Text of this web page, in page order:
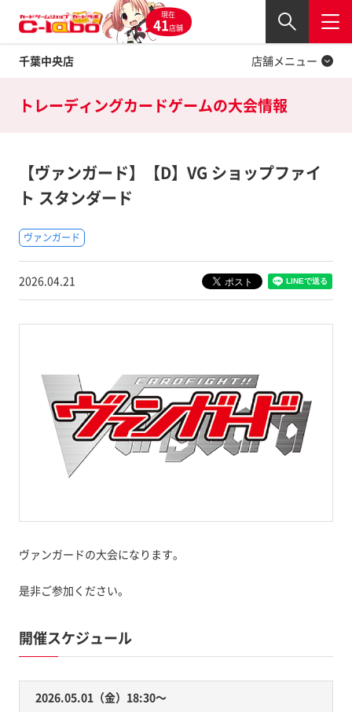
現在
41店舗
千葉中央店
閉じる
店舗メニュー
Twitter
トレーディングカードゲームの大会情報
【ヴァンガード】【D】VG ショップファイ
ト スタンダード
ヴァンガード
2026.04.21
ヴァンガードの大会になります。
是非ご参加ください。
開催スケジュール
2026.05.01（金）18:30〜